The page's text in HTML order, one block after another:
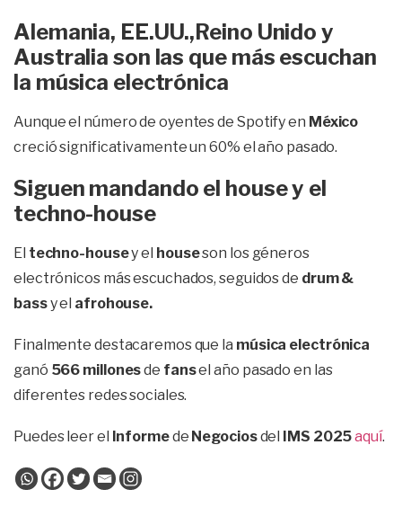
Alemania, EE.UU.,Reino Unido y
Australia son las que más escuchan
la música electrónica
Aunque el número de oyentes de Spotify en México
creció significativamente un 60% el año pasado.
Siguen mandando el house y el
techno-house
El techno-housey el houseson los géneros
electrónicos más escuchados, seguidos de drum &
bassy el afrohouse.
Finalmente destacaremos que la música electrónica
ganó 566 millonesde fansel año pasado en las
diferentes redes sociales.
Puedes leer el Informede Negociosdel IMS 2025aquí.